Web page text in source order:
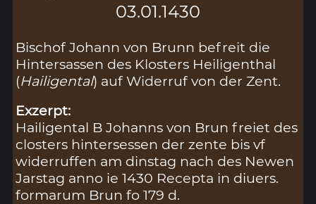
03.01.1430
Bischof Johann von Brunn befreit die
Hintersassen des Klosters Heiligenthal
(Hailigental) auf Widerruf von der Zent.
Exzerpt:
Hailigental B Johanns von Brun freiet des
closters hintersessen der zente bis vf
widerruffen am dinstag nach des Newen
Jarstag anno ie 1430 Recepta in diuers.
formarum Brun fo 179 d.